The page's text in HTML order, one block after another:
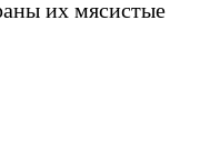
их мясистые